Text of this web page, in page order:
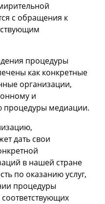
с обращения к
процедуры
как конкретные
организации,
и
медиации.
дать свои
в нашей стране
по оказанию услуг,
процедуры